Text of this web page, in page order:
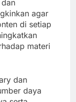
agar
di setiap
materi
dan
daya